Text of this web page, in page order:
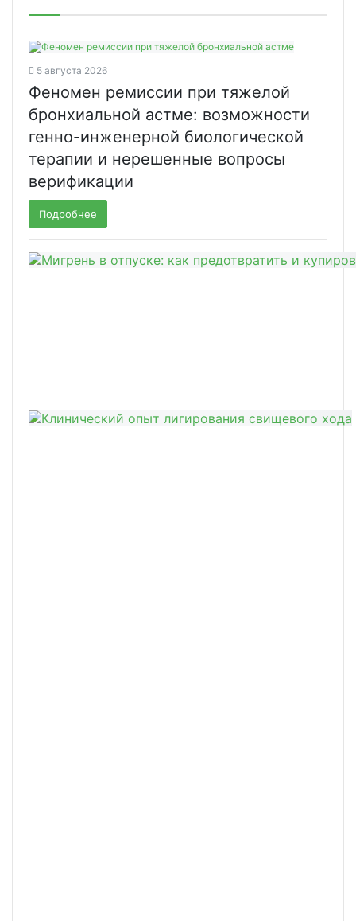
5 августа 2026
Феномен ремиссии при тяжелой
бронхиальной астме: возможности
генно-инженерной биологической
терапии и нерешенные вопросы
верификации
Подробнее